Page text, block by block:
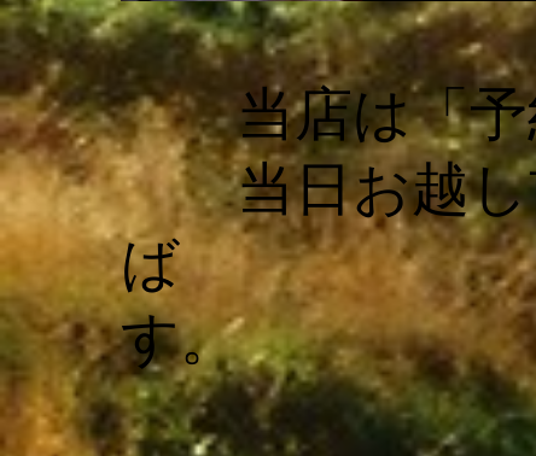
お客様
当店は「予約
当日お越し前
ば 空席
す。